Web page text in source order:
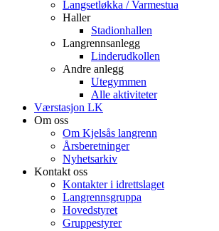
Langsetløkka / Varmestua
Haller
Stadionhallen
Langrennsanlegg
Linderudkollen
Andre anlegg
Utegymmen
Alle aktiviteter
Værstasjon LK
Om oss
Om Kjelsås langrenn
Årsberetninger
Nyhetsarkiv
Kontakt oss
Kontakter i idrettslaget
Langrennsgruppa
Hovedstyret
Gruppestyrer